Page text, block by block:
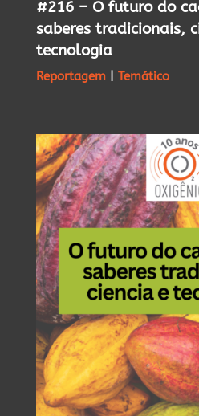
#216 – O futuro do
saberes tradicionais,
tecnologia
Reportagem| Temático